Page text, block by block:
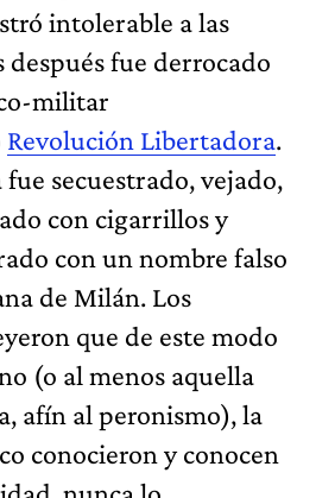
intolerable a las
después fue derrocado
militar
Revolución Libertadora.
fue secuestrado, vejado,
con cigarrillos y
con un nombre falso
de Milán. Los
que de este modo
(o al menos aquella
afín al peronismo), la
conocieron y conocen